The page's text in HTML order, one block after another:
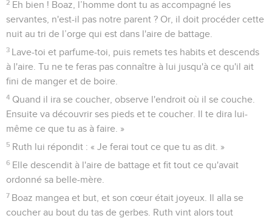
2 Eh bien ! Boaz, l’homme dont tu as accompagné les
servantes, n'est-il pas notre parent ? Or, il doit procéder cette
nuit au tri de l’orge qui est dans l'aire de battage.
3 Lave-toi et parfume-toi, puis remets tes habits et descends
à l'aire. Tu ne te feras pas connaître à lui jusqu'à ce qu'il ait
fini de manger et de boire.
4 Quand il ira se coucher, observe l'endroit où il se couche.
Ensuite va découvrir ses pieds et te coucher. Il te dira lui-
même ce que tu as à faire. »
5 Ruth lui répondit : « Je ferai tout ce que tu as dit. »
6 Elle descendit à l'aire de battage et fit tout ce qu'avait
ordonné sa belle-mère.
7 Boaz mangea et but, et son cœur était joyeux. Il alla se
coucher au bout du tas de gerbes. Ruth vint alors tout